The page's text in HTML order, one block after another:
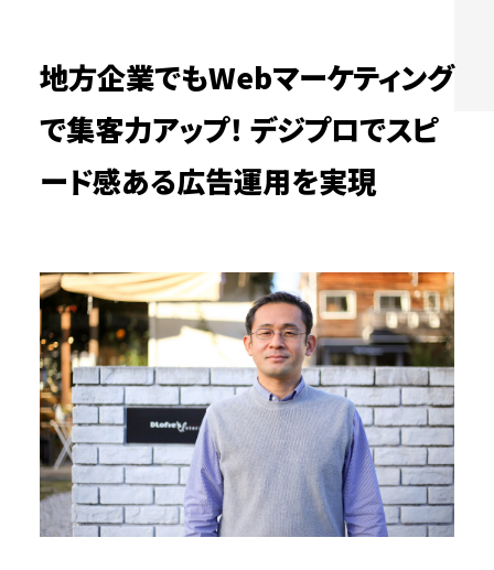
地方企業でもWebマーケティング
で集客力アップ！ デジプロでスピ
ード感ある広告運用を実現